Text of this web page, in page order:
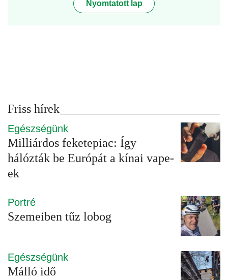
Nyomtatott lap
Friss hírek
Egészségünk
Milliárdos feketepiac: Így
hálózták be Európát a kínai vape-
ek
Portré
Szemeiben tűz lobog
Egészségünk
Málló idő